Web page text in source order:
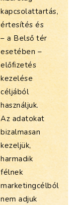
kapcsolattartás,
értesítés és
– a Belső tér
esetében –
előfizetés
kezelése
céljából
használjuk.
Az adatokat
bizalmasan
kezeljük,
harmadik
félnek
marketingcélból
nem adjuk